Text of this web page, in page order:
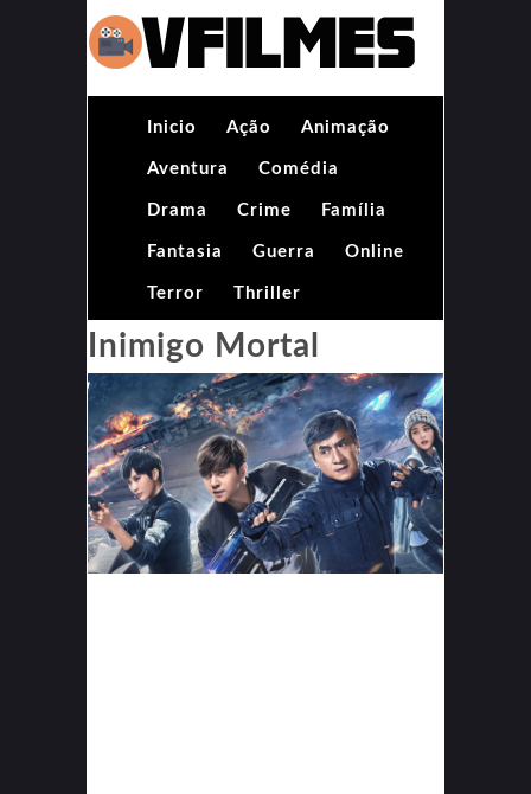
Inicio Ação Animação
Aventura Comédia
Drama Crime Família
Fantasia Guerra Online
Terror Thriller
Inimigo Mortal